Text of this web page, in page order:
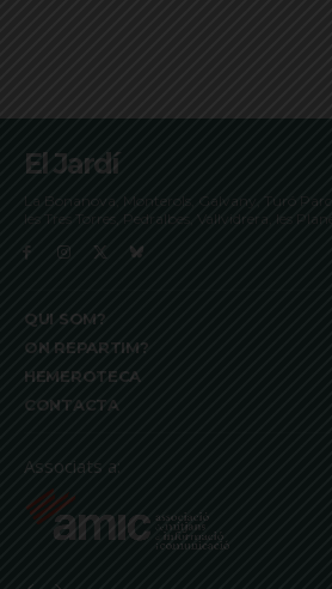
El Jardí
La Bonanova, Monterols, Galvany, Turó
les Tres Torres, Pedralbes, Vallvidrera, les
QUI SOM?
ON REPARTIM?
HEMEROTECA
CONTACTA
Associats a: